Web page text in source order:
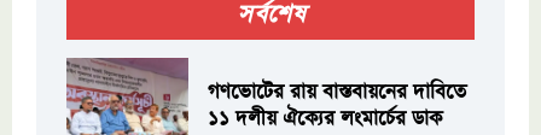
সর্বশেষ
গণভোটের রায় বাস্তবায়নের দাবিতে
১১ দলীয় ঐক্যের লংমার্চের ডাক